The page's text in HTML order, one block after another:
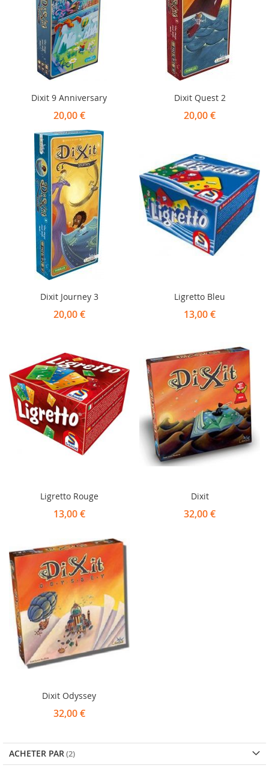
Dixit 9 Anniversary
20,00 €
Dixit Quest 2
20,00 €
Dixit Journey 3
20,00 €
Ligretto Bleu
13,00 €
Ligretto Rouge
13,00 €
Dixit
32,00 €
Dixit Odyssey
32,00 €
ACHETER PAR